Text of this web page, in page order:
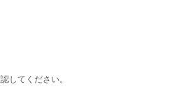
してください。